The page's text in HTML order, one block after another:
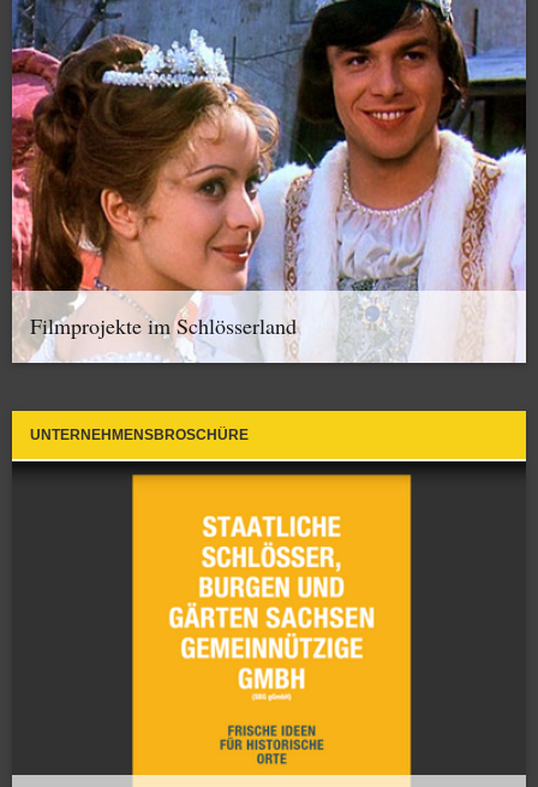
Filmprojekte im Schlösserland
UNTERNEHMENSBROSCHÜRE